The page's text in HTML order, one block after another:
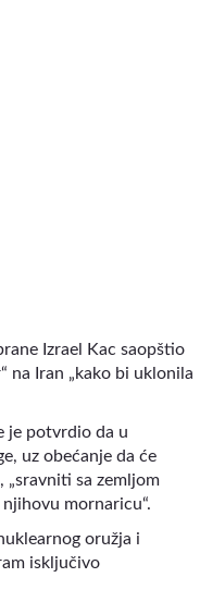
Izrael Kac saopštio
na Iran „kako bi uklonila
je potvrdio da u
uz obećanje da će
sa zemljom
mornaricu“.
oružja i
isključivo